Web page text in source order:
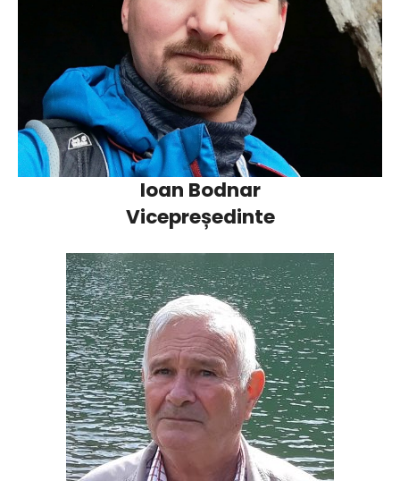
Ioan Bodnar
Vicepreședinte